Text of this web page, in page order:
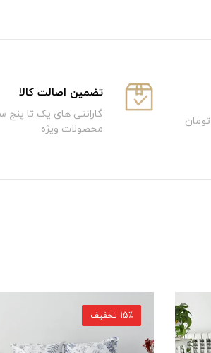
تضمین اصالت کالا
گارانتی های یک تا پنج
محصولات ویژه
15٪ تخفیف